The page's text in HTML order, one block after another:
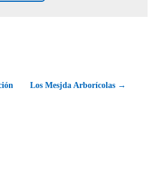
Los Mesjda Arborícolas →